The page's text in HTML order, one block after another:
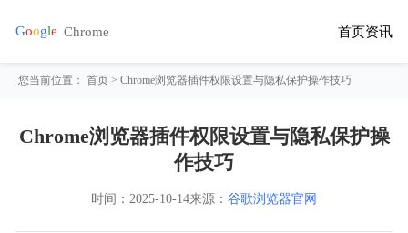
首页资讯
您当前位置：首页 > Chrome浏览器插件权限设置与隐私保护操作技巧
Chrome浏览器插件权限设置与隐私保护操
作技巧
时间： 2025-10-14来源： 谷歌浏览器官网